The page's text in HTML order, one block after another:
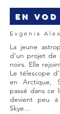
EN VOD
Evgenia
La jeune
d’un projet de
noirs. Elle
Le télescope
en Arctique,
passé dans ce
devient peu
Skye…